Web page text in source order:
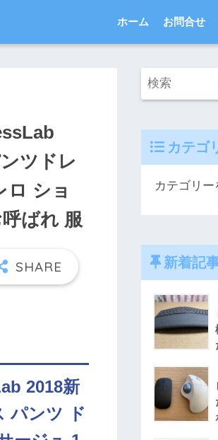
ホーム お問合せ
ツドレ
ロ ショ
ばれ 服
2018新
パンツ ド
カテゴ
新着記